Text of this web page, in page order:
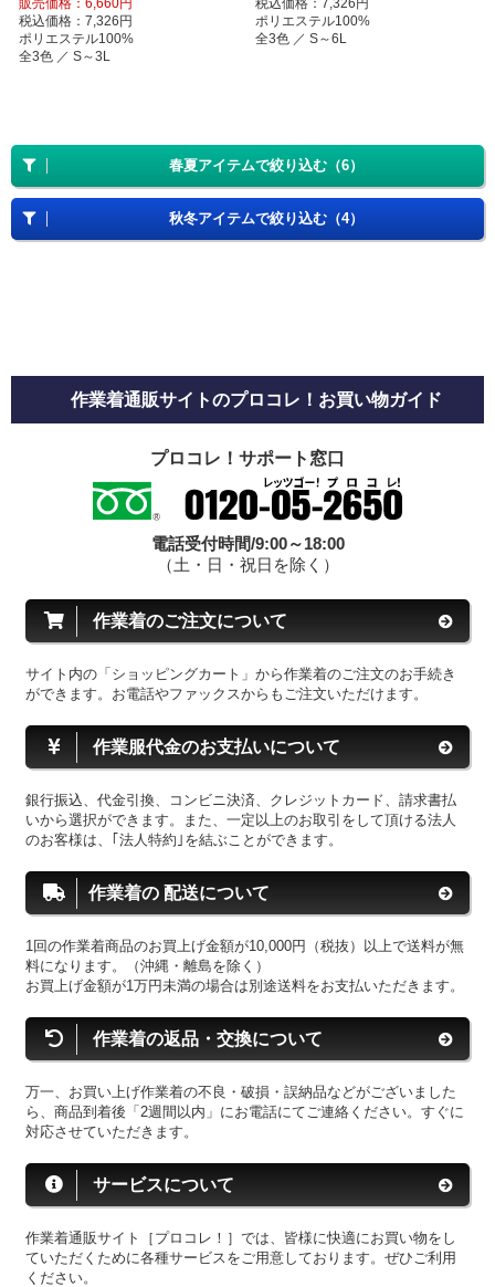
販売価格：6,660円
税込価格：7,326円
ポリエステル100%
全3色 ／ S～3L
税込価格：7,326円
ポリエステル100%
全3色 ／ S～6L
春夏アイテムで絞り込む（6）
秋冬アイテムで絞り込む（4）
作業着通販サイトのプロコレ！お買い物ガイド
プロコレ！サポート窓口
電話受付時間/9:00～18:00
（土・日・祝日を除く）
作業着のご注文について
サイト内の「ショッピングカート」から作業着のご注文のお手続き
ができます。お電話やファックスからもご注文いただけます。
作業服代金のお支払いについて
銀行振込、代金引換、コンビニ決済、クレジットカード、請求書払
いから選択ができます。また、一定以上のお取引をして頂ける法人
のお客様は、｢法人特約｣を結ぶことができます。
作業着の 配送について
1回の作業着商品のお買上げ金額が10,000円（税抜）以上で送料が無
料になります。（沖縄・離島を除く）
お買上げ金額が1万円未満の場合は別途送料をお支払いただきます。
作業着の返品・交換について
万一、お買い上げ作業着の不良・破損・誤納品などがございました
ら、商品到着後「2週間以内」にお電話にてご連絡ください。すぐに
対応させていただきます。
サービスについて
作業着通販サイト［プロコレ！］では、皆様に快適にお買い物をし
ていただくために各種サービスをご用意しております。ぜひご利用
ください。